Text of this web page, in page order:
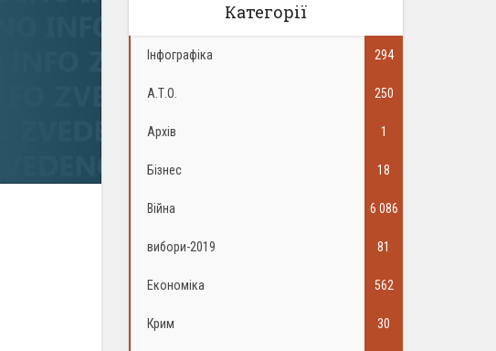
Категорії
Інфографіка 294
А.Т.О. 250
Архів 1
Бізнес 18
Війна 6 086
вибори-2019 81
Економіка 562
Крим 30